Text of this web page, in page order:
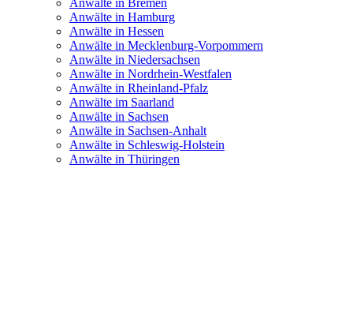
Anwälte in Bremen
Anwälte in Hamburg
Anwälte in Hessen
Anwälte in Mecklenburg-Vorpommern
Anwälte in Niedersachsen
Anwälte in Nordrhein-Westfalen
Anwälte in Rheinland-Pfalz
Anwälte im Saarland
Anwälte in Sachsen
Anwälte in Sachsen-Anhalt
Anwälte in Schleswig-Holstein
Anwälte in Thüringen